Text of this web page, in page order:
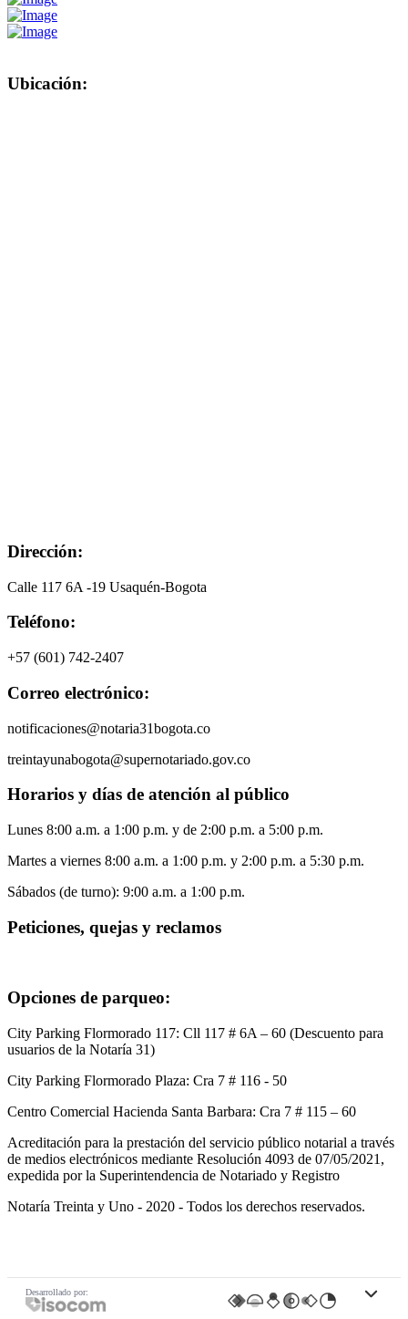
Ubicación:
Dirección:
Calle 117 6A -19 Usaquén-Bogota
Teléfono:
+57 (601) 742-2407
Correo electrónico:
notificaciones@notaria31bogota.co
treintayunabogota@supernotariado.gov.co
Horarios y días de atención al público
Lunes 8:00 a.m. a 1:00 p.m. y de 2:00 p.m. a 5:00 p.m.
Martes a viernes 8:00 a.m. a 1:00 p.m. y 2:00 p.m. a 5:30 p.m.
Sábados (de turno): 9:00 a.m. a 1:00 p.m.
Peticiones, quejas y reclamos
Opciones de parqueo:
City Parking Flormorado 117: Cll 117 # 6A – 60 (Descuento para
usuarios de la Notaría 31)
City Parking Flormorado Plaza: Cra 7 # 116 - 50
Centro Comercial Hacienda Santa Barbara: Cra 7 # 115 – 60
Acreditación para la prestación del servicio público notarial a través
de medios electrónicos mediante Resolución 4093 de 07/05/2021,
expedida por la Superintendencia de Notariado y Registro
Notaría Treinta y Uno - 2020 - Todos los derechos reservados.